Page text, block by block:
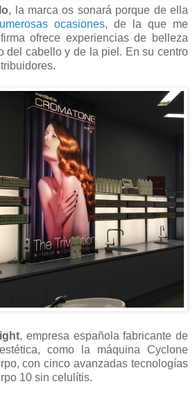
, la marca os sonará porque de ella
ocasiones, de la que me
ofrece experiencias de belleza
del cabello y de la piel. En su centro
, empresa española fabricante de
como la máquina Cyclone
con cinco avanzadas tecnologías
10 sin celulítis.